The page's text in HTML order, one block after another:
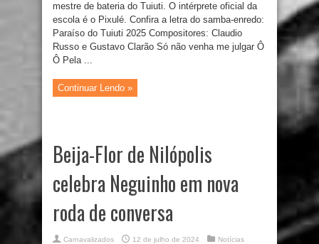
mestre de bateria do Tuiuti. O intérprete oficial da
escola é o Pixulé. Confira a letra do samba-enredo:
Paraíso do Tuiuti 2025 Compositores: Claudio
Russo e Gustavo Clarão Só não venha me julgar Ô
Ô Pela ...
Continuar Lendo »
Beija-Flor de Nilópolis
celebra Neguinho em nova
roda de conversa
Carnavalizados 12 de julho de 2024
Notícias